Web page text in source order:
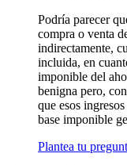
Podría parecer
compra o venta
indirectamente,
incluida, en
imponible del
benigna pero,
que esos
base imponible
Plantea tu